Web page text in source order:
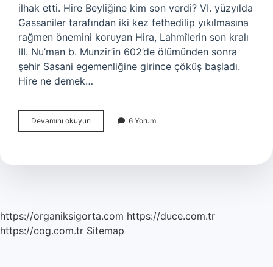
ilhak etti. Hire Beyliğine kim son verdi? VI. yüzyılda
Gassaniler tarafından iki kez fethedilip yıkılmasına
rağmen önemini koruyan Hira, Lahmîlerin son kralı
III. Nu’man b. Munzir’in 602’de ölümünden sonra
şehir Sasani egemenliğine girince çöküş başladı.
Hire ne demek…
Devamını okuyun
Şehri
6 Yorum
https://organiksigorta.com https://duce.com.tr
https://cog.com.tr Sitemap